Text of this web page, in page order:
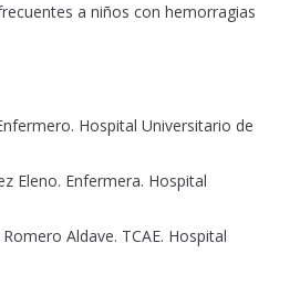
a niños con hemorragias
Hospital Universitario de
Eleno. Enfermera. Hospital
Aldave. TCAE. Hospital